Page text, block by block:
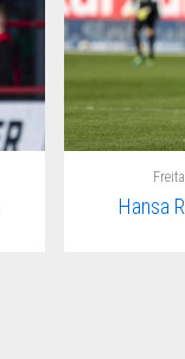
Hansa